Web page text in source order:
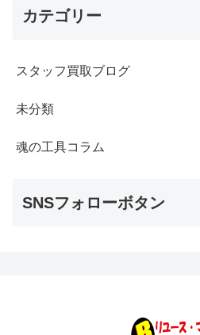
カテゴリー
スタッフ買取ブログ
未分類
魂の工具コラム
SNSフォローボタン